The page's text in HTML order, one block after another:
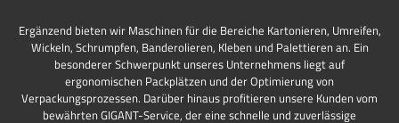
Ergänzend bieten wir Maschinen für die Bereiche Kartonieren, Umreifen,
Wickeln, Schrumpfen, Banderolieren, Kleben und Palettieren an. Ein
besonderer Schwerpunkt unseres Unternehmens liegt auf
ergonomischen Packplätzen und der Optimierung von
Verpackungsprozessen. Darüber hinaus profitieren unsere Kunden vom
bewährten GIGANT-Service, der eine schnelle und zuverlässige